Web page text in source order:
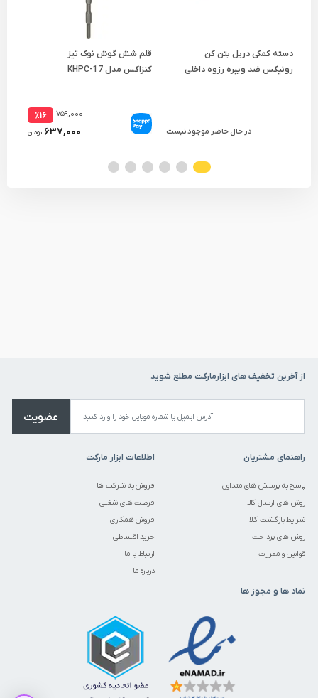
دسته کمکی دریل بتن کن
رونیکس ضد ویبره رزوه داخلی
در حال حاضر موجود نیست
قلم شش گوش نوک تیز
کنزاکس مدل KHPC-17
۷۵۹,۰۰۰ ٪۱۶
۶۳۷,۰۰۰ تومان
از آخرین تخفیف های ابزارمارکت مطلع شوید
عضویت
راهنمای مشتریان
پاسخ به پرسش های متداول
روش های ارسال کالا
شرایط بازگشت کالا
روش های پرداخت
قوانین و مقررات
اطلاعات ابزار مارکت
فروش به شرکت ها
فرصت های شغلی
فروش همکاری
خرید اقساطی
ارتباط با ما
درباره ما
نماد ها و مجوز ها
قیمت این کالا متغیر میباشد. می توانید برای استعلام قیمت تماس حاصل